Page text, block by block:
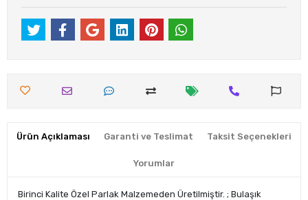
Ürün Açıklaması Garanti ve Teslimat Taksit Seçenekleri
Yorumlar
Birinci Kalite Özel Parlak Malzemeden Üretilmiştir. ; Bulaşık